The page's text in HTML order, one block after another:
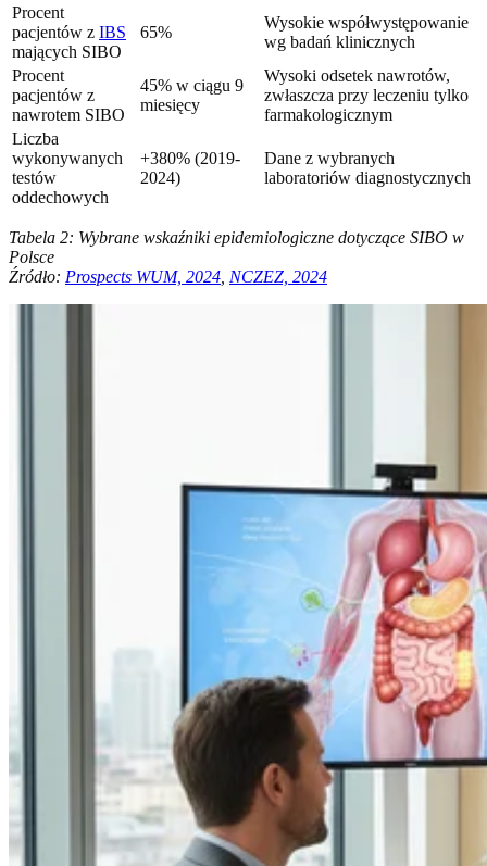
Procent
pacjentów z IBS
mających SIBO
65%
Wysokie współwystępowanie
wg badań klinicznych
Procent
pacjentów z
nawrotem SIBO
45% w ciągu 9
miesięcy
Wysoki odsetek nawrotów,
zwłaszcza przy leczeniu tylko
farmakologicznym
Liczba
wykonywanych
testów
oddechowych
+380% (2019-
2024)
Dane z wybranych
laboratoriów diagnostycznych
Tabela 2: Wybrane wskaźniki epidemiologiczne dotyczące SIBO w
Polsce
Źródło: Prospects WUM, 2024 NCZEZ, 2024